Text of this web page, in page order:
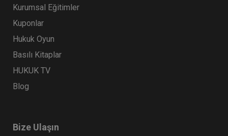
Kurumsal Eğitimler
Kuponlar
Hukuk Oyun
Basılı Kitaplar
HUKUK TV
Blog
Bize Ulaşın